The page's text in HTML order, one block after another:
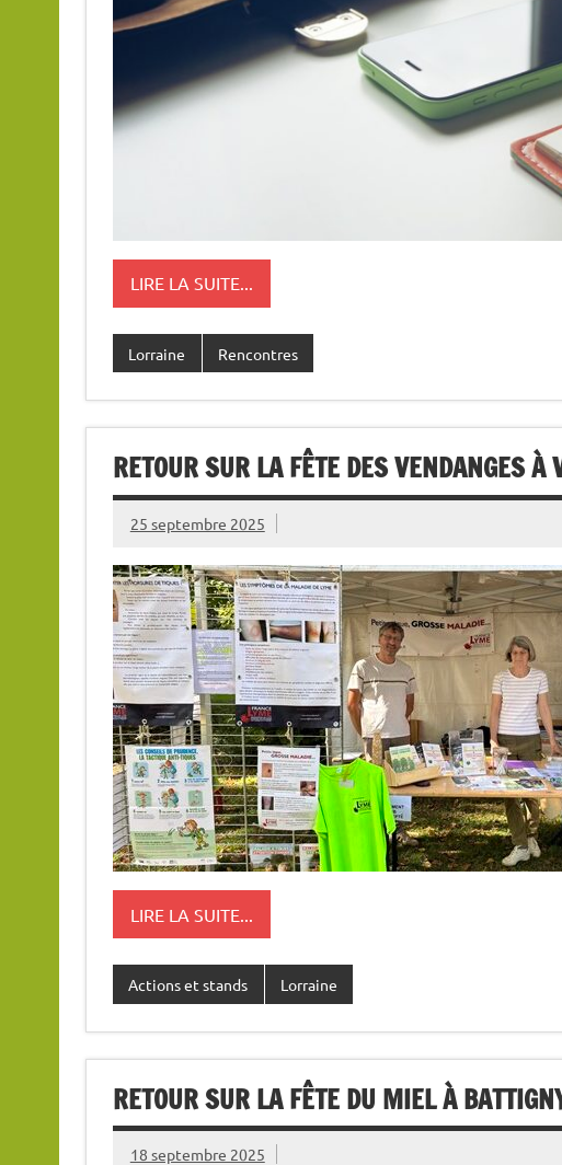
LIRE LA SUITE...
Lorraine Rencontres
RETOUR SUR LA FÊTE DES VENDANGES
25 septembre 2025
LIRE LA SUITE...
Actions et stands Lorraine
RETOUR SUR LA FÊTE DU MIEL À
18 septembre 2025